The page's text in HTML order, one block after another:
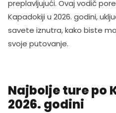
preplavljujući. Ovaj vodič
Kapadokiji u 2026. godini,
savete iznutra, kako biste
svoje putovanje.
Najbolje ture po
2026. godini